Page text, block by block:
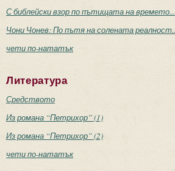
С библейски взор по пътищата на времето...
Чони Чонев: По пътя на солената
чети по-нататък
Литература
Средството
Из романа “Петрихор” (1)
Из романа “Петрихор” (2)
чети по-нататък